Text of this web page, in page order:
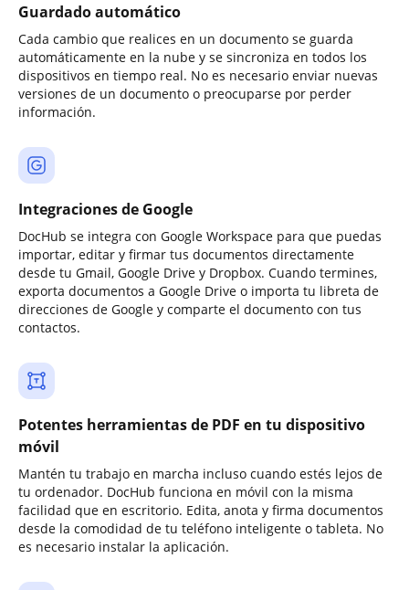
Guardado automático
Cada cambio que realices en un documento se guarda
automáticamente en la nube y se sincroniza en todos los
dispositivos en tiempo real. No es necesario enviar nuevas
versiones de un documento o preocuparse por perder
información.
Integraciones de Google
DocHub se integra con Google Workspace para que puedas
importar, editar y firmar tus documentos directamente
desde tu Gmail, Google Drive y Dropbox. Cuando termines,
exporta documentos a Google Drive o importa tu libreta de
direcciones de Google y comparte el documento con tus
contactos.
Potentes herramientas de PDF en tu dispositivo
móvil
Mantén tu trabajo en marcha incluso cuando estés lejos de
tu ordenador. DocHub funciona en móvil con la misma
facilidad que en escritorio. Edita, anota y firma documentos
desde la comodidad de tu teléfono inteligente o tableta. No
es necesario instalar la aplicación.